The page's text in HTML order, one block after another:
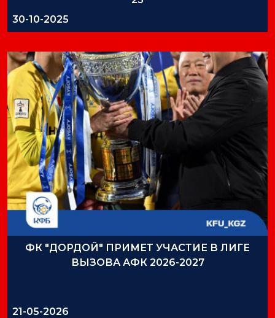
30-10-2025
ФК "ДОРДОЙ" ПРИМЕТ УЧАСТИЕ В ЛИГЕ
ВЫЗОВА АФК 2026-2027
21-05-2026